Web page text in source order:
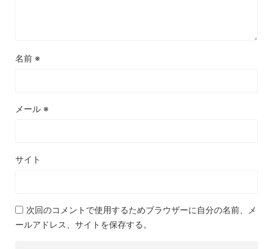
名前 ※
メール ※
サイト
次回のコメントで使用するためブラウザーに自分の名前、メ
ールアドレス、サイトを保存する。